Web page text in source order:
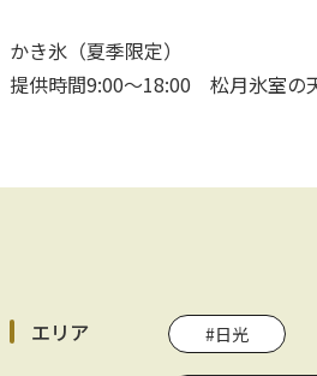
かき氷（夏季限定）
提供時間9:00～18:00 松月氷室の
エリア #日光